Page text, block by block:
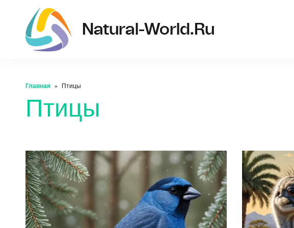
Natural-World.ru
Главная Птицы
Птицы